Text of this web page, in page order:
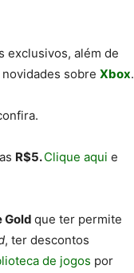
exclusivos, além de
sobre Xbox.
R$5.Clique aqui e
Gold que ter permite
, ter descontos
de jogos por